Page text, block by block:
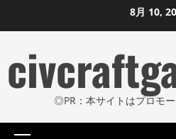
ン
ン
ツ
ス
8月 10,
◎PR：本サイトはプロモー